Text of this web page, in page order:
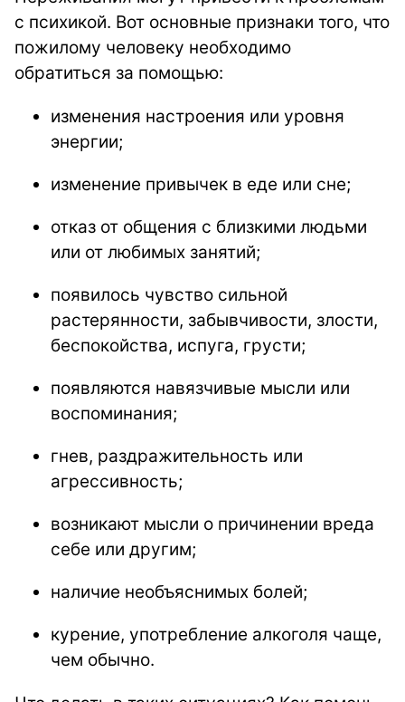
с психикой. Вот основные признаки того, что
пожилому человеку необходимо
обратиться за помощью:
изменения настроения или уровня
энергии;
изменение привычек в еде или сне;
отказ от общения с близкими людьми
или от любимых занятий;
появилось чувство сильной
растерянности, забывчивости, злости,
беспокойства, испуга, грусти;
появляются навязчивые мысли или
воспоминания;
гнев, раздражительность или
агрессивность;
возникают мысли о причинении вреда
себе или другим;
наличие необъяснимых болей;
курение, употребление алкоголя чаще,
чем обычно.